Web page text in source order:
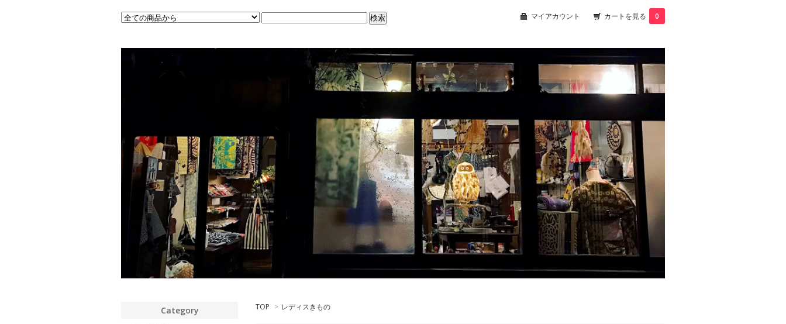
マイアカウント カートを見る 0
TOP > レディスきもの
Category